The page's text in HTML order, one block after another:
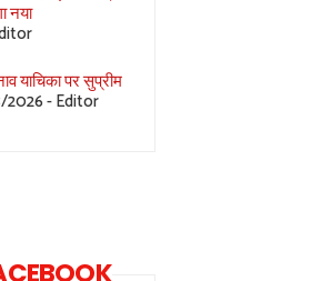
नया
याचिका पर सुप्रीम
- Editor